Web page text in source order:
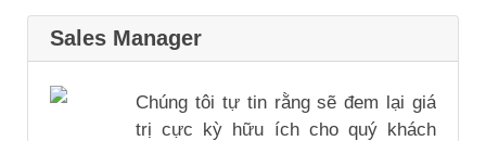
Sales Manager
Chúng tôi tự tin rằng sẽ đem lại giá
trị cực kỳ hữu ích cho quý khách